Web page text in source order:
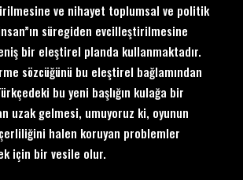
ve nihayet toplumsal ve politik
süregiden evcilleştirilmesine
bir eleştirel planda kullanmaktadır.
sözcüğünü bu eleştirel bağlamından
bu yeni başlığın kulağa bir
uzak gelmesi, umuyoruz ki, oyunun
halen koruyan problemler
için bir vesile olur.